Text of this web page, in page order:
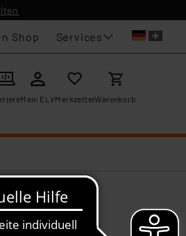
Shop Services
Mein ELVMerkzettelWarenkorb